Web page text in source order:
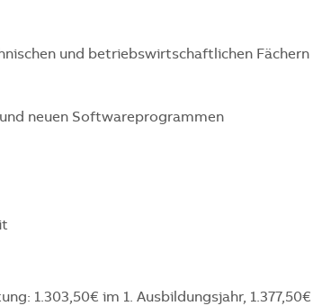
und betriebswirtschaftlichen Fächern
neuen Softwareprogrammen
1.303,50€ im 1. Ausbildungsjahr, 1.377,50€